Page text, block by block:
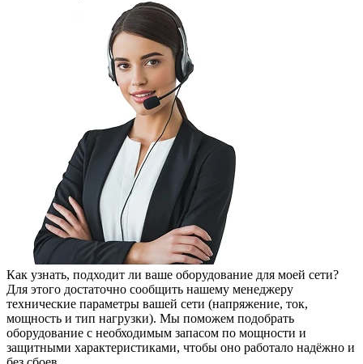
Как узнать, подходит ли ваше оборудование для моей сети?
Для этого достаточно сообщить нашему менеджеру
технические параметры вашей сети (напряжение, ток,
мощность и тип нагрузки). Мы поможем подобрать
оборудование с необходимым запасом по мощности и
защитными характеристиками, чтобы оно работало надёжно и